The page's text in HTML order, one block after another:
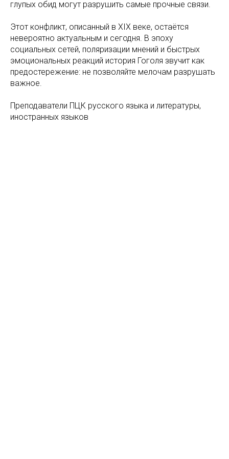
глупых обид могут разрушить самые прочные связи.
Этот конфликт, описанный в XIX веке, остаётся
невероятно актуальным и сегодня. В эпоху
социальных сетей, поляризации мнений и быстрых
эмоциональных реакций история Гоголя звучит как
предостережение: не позволяйте мелочам разрушать
важное.
Преподаватели ПЦК русского языка и литературы,
иностранных языков